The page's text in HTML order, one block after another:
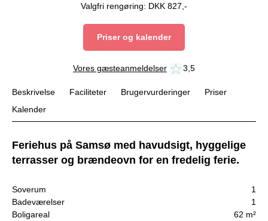
Valgfri rengøring: DKK 827,-
Priser og kalender
Vores gæsteanmeldelser 3,5
Beskrivelse Faciliteter Brugervurderinger
Priser
Kalender
Feriehus på Samsø med havudsigt, hyggelige
terrasser og brændeovn for en fredelig ferie.
Soverum
1
Badeværelser
1
Boligareal
62 m²